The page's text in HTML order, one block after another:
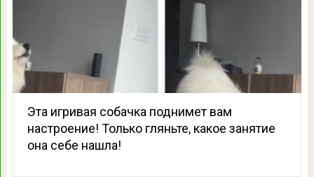
Эта игривая собачка поднимет вам
настроение! Только гляньте, какое занятие
она себе нашла!